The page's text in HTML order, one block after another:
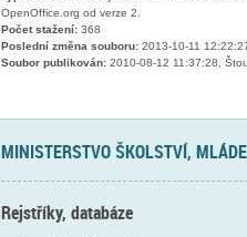
OpenOffice.org od verze 2.
Počet stažení:368
Poslední změna souboru:2013-10-11
Soubor publikován:2010-08-12 11:37:28,
MINISTERSTVO ŠKOLSTVÍ,
Rejstříky, databáze